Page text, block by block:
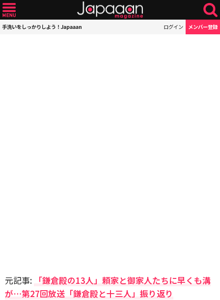
手洗いをしっかりしよう！Japaaan ログイン メンバー登録
元記事: 「鎌倉殿の13人」頼家と御家人たちに早くも溝
が…第27回放送「鎌倉殿と十三人」振り返り